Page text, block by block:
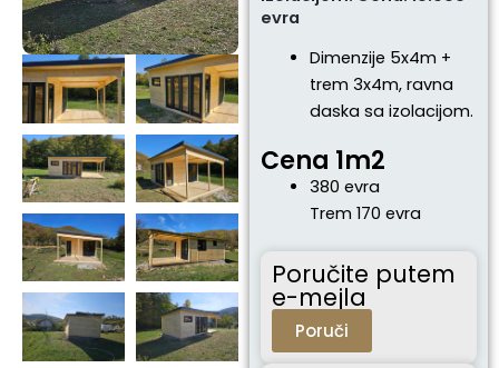
evra
Dimenzije 5x4m +
trem 3x4m, ravna
daska sa izolacijom.
Cena 1m2
380 evra
Trem 170 evra
Poručite putem
e-mejla
Poruči